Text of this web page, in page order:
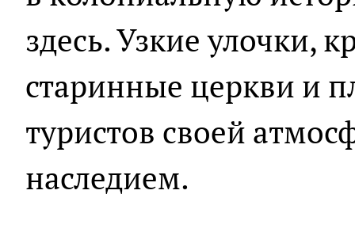
здесь. Узкие улочки,
старинные церкви и
туристов своей
наследием.